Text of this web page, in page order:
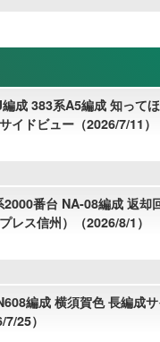
成 383系A5編成 知って
イドビュー（2026/7/11）
2000番台 NA-08編成 返却
レス信州）（2026/8/1）
編成 横須賀色 長編成
7/25）